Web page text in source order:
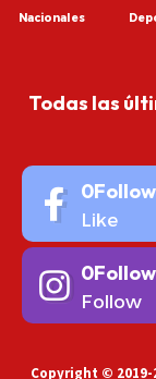
Nacionales
Todas las
0
Like
0
Follow
Copyright ©